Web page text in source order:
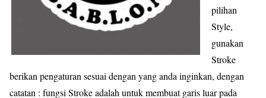
pilihan
Style,
gunakan
Stroke
berikan pengaturan sesuai dengan yang anda inginkan, dengan
catatan : fungsi Stroke adalah untuk membuat garis luar pada